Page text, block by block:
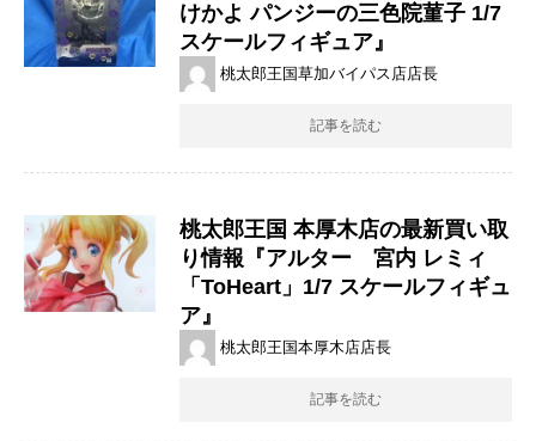
けかよ パンジーの三色院菫子 ​1/7
スケールフィギュア』
桃太郎王国草加バイパス店店長
記事を読む
桃太郎王国 本厚木店の最新買い取
り情報『アルター 宮内 レミィ
「ToHeart」1/7 スケールフィギュ
ア』
桃太郎王国本厚木店店長
記事を読む